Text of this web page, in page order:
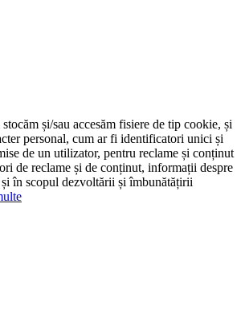
și/sau accesăm fisiere de tip cookie, și
personal, cum ar fi identificatori unici și
de un utilizator, pentru reclame și conținut
de reclame și de conținut, informații despre
în scopul dezvoltării și îmbunătățirii